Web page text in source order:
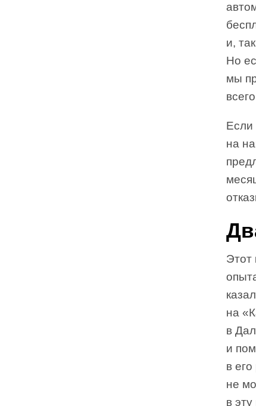
и,
Но
мы
Если
на
Этот
на
в
и
в
не
в